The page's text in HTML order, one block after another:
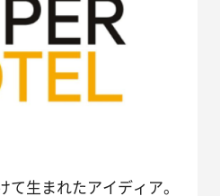
て生まれたアイディア。